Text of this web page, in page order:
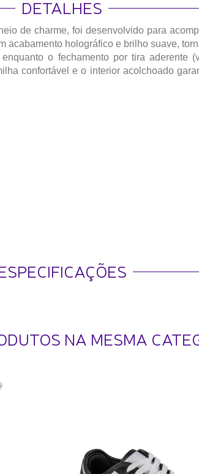
DETALHES
de charme, foi desenvolvido para
holográfico e brilho suave,
o fechamento por tira aderente
confortável e o interior acolchoado
NA MESMA